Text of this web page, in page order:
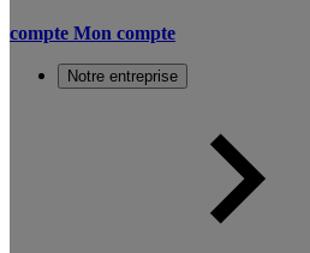
compte Mon compte
Notre entreprise